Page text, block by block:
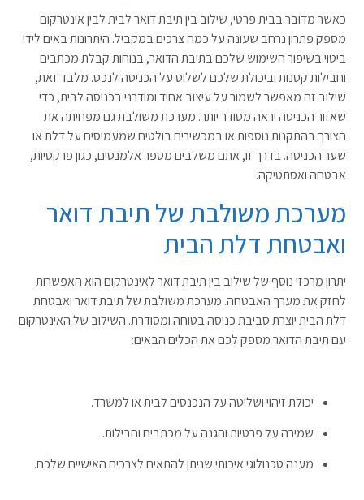
כאשר מדובר בבית פרטי, שילוב בין תיבת דואר לבית לבין אינטרקום
מספק פתרון נרחב שעונה על כמה צרכים במקביל. היתרונות באים לידי
ביטוי בשיפור השימוש שלכם בתיבת הדואר, בנוחות קבלת מכתבים
וחבילות קטנות וביכולת שלכם לשלוט על הכניסה לנכס. מלבד זאת,
שילוב זה מאפשר לשמור על עיצוב אחיד ומודרני בכניסה לבית, כדי
שאזור הכניסה יראה מסודר יותר. מערכת משולבת גם מפחיתה את
הצורך בהתקנות נוספות או במכשירים בולטים שמעמיסים על דלת או
שער הכניסה. בדרך זו, אתם משלבים מספר אלמנטים, כגון פרקטיות,
אבטחה ואסתטיקה.
מערכת משולבת של תיבת דואר
ואבטחת דלת הבית
יתרון מרכזי נוסף של שילוב בין תיבת דואר לאינטרקום הוא האפשרות
לחזק את מערך האבטחה. מערכת משולבת של תיבת דואר ואבטחת
דלת הבית יוצרת סביבת כניסה בטוחה ומסודרת. השילוב של האינטרקום
עם תיבת הדואר מספק לכם את הכלים הבאים:
יכולת זיהוי ושליטה על הנכנסים לבית או למשרד.
שמירה על פרטיות והגנה על מכתבים וחבילות.
מענה טכנולוגי איכותי שניתן להתאים לצרכים האישיים שלכם.